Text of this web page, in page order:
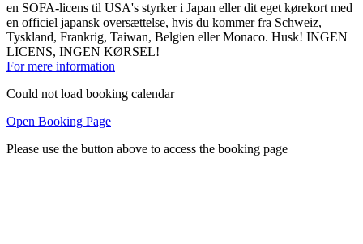
en SOFA-licens til USA's styrker i Japan eller dit eget kørekort med
en officiel japansk oversættelse, hvis du kommer fra Schweiz,
Tyskland, Frankrig, Taiwan, Belgien eller Monaco. Husk! INGEN
LICENS, INGEN KØRSEL!
For mere information
Could not load booking calendar
Open Booking Page
Please use the button above to access the booking page